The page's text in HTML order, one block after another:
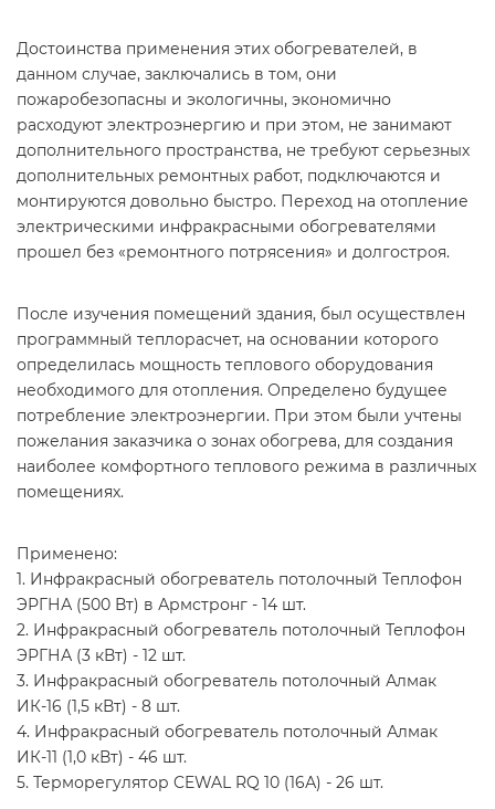
Достоинства применения этих обогревателей, в
данном случае, заключались в том, они
пожаробезопасны и экологичны, экономично
расходуют электроэнергию и при этом, не занимают
дополнительного пространства, не требуют серьезных
дополнительных ремонтных работ, подключаются и
монтируются довольно быстро. Переход на отопление
электрическими инфракрасными обогревателями
прошел без «ремонтного потрясения» и долгостроя.
После изучения помещений здания, был осуществлен
программный теплорасчет, на основании которого
определилась мощность теплового оборудования
необходимого для отопления. Определено будущее
потребление электроэнергии. При этом были учтены
пожелания заказчика о зонах обогрева, для создания
наиболее комфортного теплового режима в различных
помещениях.
Применено:
1. Инфракрасный обогреватель потолочный Теплофон
ЭРГНА (500 Вт) в Армстронг - 14 шт.
2. Инфракрасный обогреватель потолочный Теплофон
ЭРГНА (3 кВт) - 12 шт.
3. Инфракрасный обогреватель потолочный Алмак
ИК-16 (1,5 кВт) - 8 шт.
4. Инфракрасный обогреватель потолочный Алмак
ИК-11 (1,0 кВт) - 46 шт.
5. Терморегулятор CEWAL RQ 10 (16А) - 26 шт.